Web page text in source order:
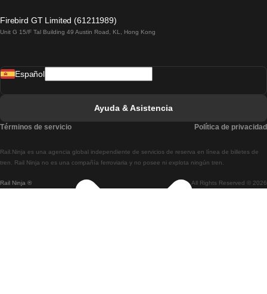
Tren De Lisboa A Madrid
Tren De Lisboa A Braga
Tren De Braga A Lisboa
Firebird GT Limited (61211989)
Unit G 15/F Tal Building 49 Austin Road, KL, Hong Kong
Rail Ninja ® All Rights Reserved © 2026
Rail.Ninja es una agencia global independiente de servicios de reserva en línea de billetes de
tren. Rail Ninja no es una compañía ferroviaria y no posee ni explota ningún tren.
Español
Ayuda & Asistencia
Términos de servicio Política de privacidad